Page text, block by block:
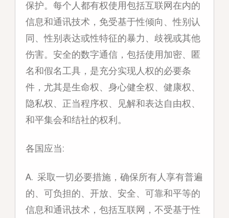
保护。每个人都有权使用包括互联网在内的
信息和通讯技术，免受基于性倾向、性别认
同、性别表达或性特征的暴力、歧视或其他
伤害。安全的数字通信，包括使用加密、匿
名和假名工具，是充分实现人权的必要条
件，尤其是生命权、身心健全权、健康权、
隐私权、正当程序权、见解和表达自由权、
和平集会和结社的权利。
各国应当:
A. 采取一切必要措施，确保所有人享有普遍
的、可负担的、开放、安全、可靠和平等的
信息和通讯技术，包括互联网，不受基于性